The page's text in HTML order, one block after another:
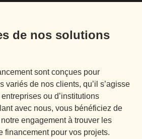
de nos solutions
sont conçues pour
variés de nos clients, qu’il s’agisse
ou d’institutions
avec nous, vous bénéficiez de
engagement à trouver les
financement pour vos projets.